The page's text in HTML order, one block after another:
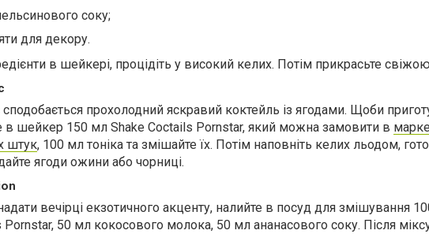
соку;
для декору.
в шейкері, процідіть у високий келих. Потім прикрасьте
прохолодний яскравий коктейль із ягодами. Щоби
в шейкер 150 мл Shake Coctails Pornstar, який можна замовити в
штук, 100 мл тоніка та змішайте їх. Потім наповніть келих льодом,
ягоди ожини або чорниці.
вечірці екзотичного акценту, налийте в посуд для змішування
Pornstar, 50 мл кокосового молока, 50 мл ананасового соку. Після